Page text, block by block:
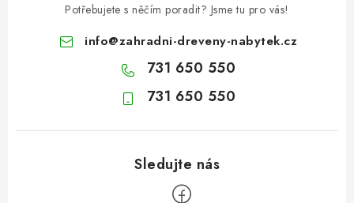
Potřebujete s něčím poradit? Jsme tu pro vás!
info@zahradni-dreveny-nabytek.cz
731 650 550
731 650 550